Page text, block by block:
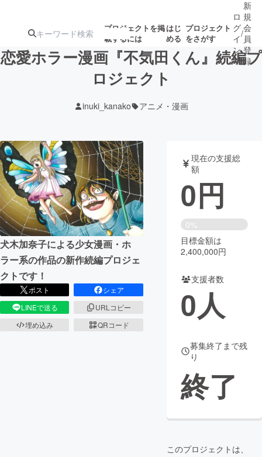
プロジェクトを掲
載するには
はじ
める
プロジェクト
をさがす
ジェクト
ロジェクト
アート・写真 音楽
テクノロジー・ガジェット ゲーム・サ
映像・映画 書籍・雑誌
ビジネス・起業 チャレンジ
まちづくり・地域活性化
CAMPFIRE for Social Good
CAMPFIRE Creation
ロ
グ
イ
ン
/
新
規
会
員
登
録
恋愛ホラー漫画『不気田くん』続編プ
ロジェクト
inuki_kanako アニメ・漫画
犬木加奈子による少女漫画・ホ
ラー系の作品の新作続編プロジェ
クトです！
ポスト
シェア
LINEで送る
URLコピー
埋め込み
QRコード
現在の支援総
額
0円
0%
目標金額は
2,400,000円
支援者数
0人
募集終了まで残
り
終了
このプロジェクトは、